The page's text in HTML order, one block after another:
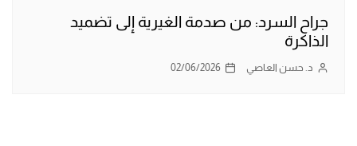
جراح السرد: من صدمة الغيرية إلى تضميد
الذاكرة
د. حسن العاصي 02/06/2026